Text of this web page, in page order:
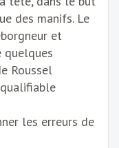
des manifs. Le
et
quelques
Roussel
les erreurs de